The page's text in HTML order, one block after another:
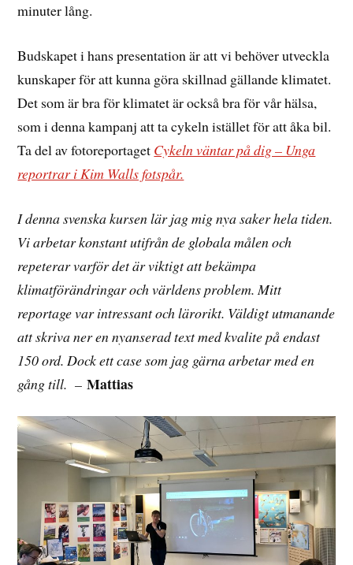
minuter lång.
Budskapet i hans presentation är att vi behöver utveckla
kunskaper för att kunna göra skillnad gällande klimatet.
Det som är bra för klimatet är också bra för vår hälsa,
som i denna kampanj att ta cykeln istället för att åka bil.
Ta del av fotoreportaget Cykeln väntar på dig – Unga
reportrar i Kim Walls fotspår.
I denna svenska kursen lär jag mig nya saker hela tiden.
Vi arbetar konstant utifrån de globala målen och
repeterar varför det är viktigt att bekämpa
klimatförändringar och världens problem. Mitt
reportage var intressant och lärorikt. Väldigt utmanande
att skriva ner en nyanserad text med kvalite på endast
150 ord. Dock ett case som jag gärna arbetar med en
gång till. –Mattias